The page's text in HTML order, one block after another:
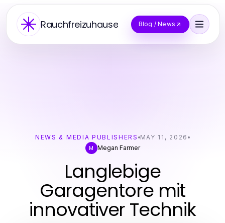
Rauchfreizuhause Blog / News
NEWS & MEDIA PUBLISHERS MAY 11, 2026
M Megan Farmer
Langlebige
Garagentore mit
innovativer Technik